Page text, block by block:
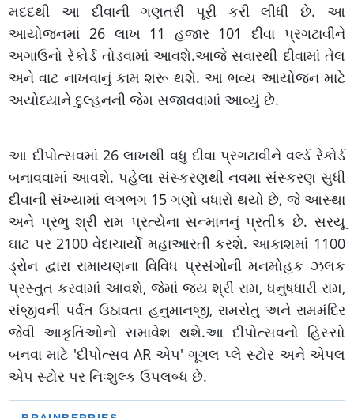
મદદથી આ દીવાની ગણતરી પૂરી કરી લીધી છે. આ
આયોજનમાં 26 લાખ 11 હજાર 101 દીવા પ્રગટાવીને
અગાઉનો રેકોર્ડ તોડવામાં આવશે.આજે સવારથી દીવામાં તેલ
અને વાટ નાખવાનું કામ શરૂ થશે. આ ભવ્ય આયોજન માટે
અયોધ્યાને દુલ્હનની જેમ સજાવવામાં આવ્યું છે.
આ દીપોત્સવમાં 26 લાખથી વધુ દીવા પ્રગટાવીને વર્લ્ડ રેકોર્ડ
બનાવવામાં આવશે. પહેલા સંસ્કરણથી નવમા સંસ્કરણ સુધી
દીવાની સંખ્યામાં લગભગ 15 ગણો વધારો થયો છે, જે આસ્થા
અને પ્રભુ શ્રી રામ પ્રત્યેના સન્માનનું પ્રતીક છે. સરયૂ
ઘાટ પર 2100 વેદાચાર્યો મહાઆરતી કરશે. આકાશમાં 1100
ડ્રોન દ્વારા રામાયણના વિવિધ પ્રસંગોની મનમોહક ઝલક
પ્રસ્તુત કરવામાં આવશે, જેમાં જય શ્રી રામ, ધનુષધારી રામ,
સંજીવની પર્વત ઉઠાવતા હનુમાનજી, રામસેતુ અને રામમંદિર
જેવી આકૃતિઓનો સમાવેશ થશે.આ દીપોત્સવનો હિસ્સો
બનવા માટે 'દીપોત્સવ AR એપ' ગૂગલ પ્લે સ્ટોર અને એપલ
એપ સ્ટોર પર નિઃશુલ્ક ઉપલબ્ધ છે.